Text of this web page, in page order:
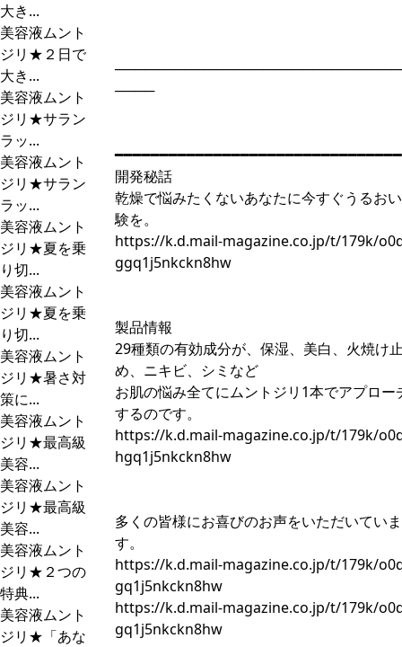
大き...
美容液ムント
ジリ★２日で
大き...
美容液ムント
ジリ★サラン
ラッ...
美容液ムント
ジリ★サラン
ラッ...
美容液ムント
ジリ★夏を乗
り切...
美容液ムント
ジリ★夏を乗
り切...
美容液ムント
ジリ★暑さ対
策に...
美容液ムント
ジリ★最高級
美容...
美容液ムント
ジリ★最高級
美容...
美容液ムント
ジリ★２つの
特典...
美容液ムント
ジリ★「あな
────
開発秘話
乾燥で悩みたくないあなたに今すぐうるお
験を。
https://k.d.mail-magazine.co.jp/t/179k/
ggq1j5nkckn8hw
製品情報
29種類の有効成分が、保湿、美白、火焼け
め、ニキビ、シミなど
お肌の悩み全てにムントジリ1本でアプロー
するのです。
https://k.d.mail-magazine.co.jp/t/179k/
hgq1j5nkckn8hw
多くの皆様にお喜びのお声をいただいていま
す。
https://k.d.mail-magazine.co.jp/t/179k/
gq1j5nkckn8hw
https://k.d.mail-magazine.co.jp/t/179k/
gq1j5nkckn8hw